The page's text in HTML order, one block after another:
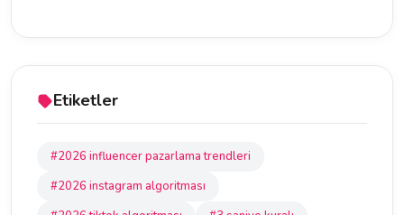
Etiketler
#2026 influencer pazarlama trendleri
#2026 instagram algoritması